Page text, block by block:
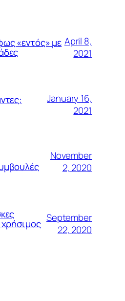
«εντός» με April 8,
2021
January 16,
2021
November
2, 2020
χρήσιμος September
22, 2020